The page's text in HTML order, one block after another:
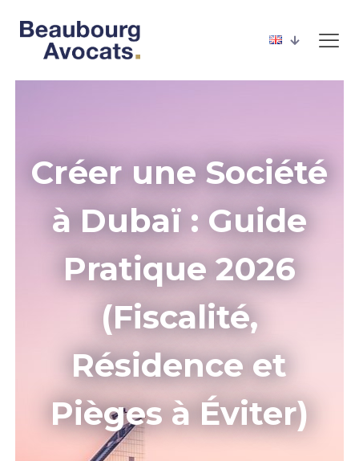
Créer une Société
à Dubaï : Guide
Pratique 2026
(Fiscalité,
Résidence et
Pièges à Éviter)